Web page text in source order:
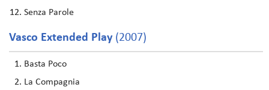
Senza Parole
Vasco Extended Play(2007)
Basta Poco
La Compagnia